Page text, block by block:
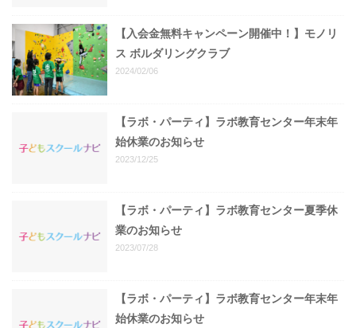
【入会金無料キャンペーン開催中！】モノリ
ス ボルダリングクラブ
2024/02/06
【ラボ・パーティ】ラボ教育センター年末年
始休業のお知らせ
2023/12/25
【ラボ・パーティ】ラボ教育センター夏季休
業のお知らせ
2023/07/28
【ラボ・パーティ】ラボ教育センター年末年
始休業のお知らせ